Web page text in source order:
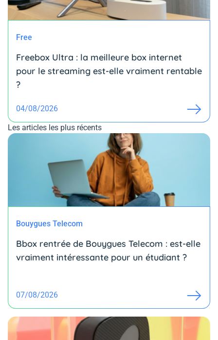
Free
Freebox Ultra : la meilleure box internet
pour le streaming est-elle vraiment rentable
?
04/08/2026
Les articles les plus récents
Bouygues Telecom
Bbox rentrée de Bouygues Telecom : est-elle
vraiment intéressante pour un étudiant ?
07/08/2026